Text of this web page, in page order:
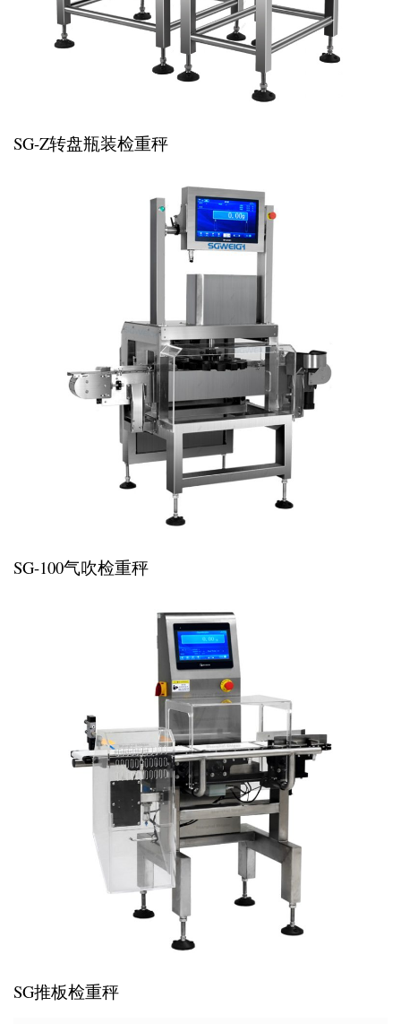
SG-Z转盘瓶装检重秤
SG-100气吹检重秤
SG推板检重秤